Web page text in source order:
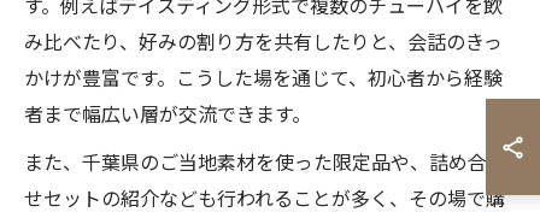
み比べたり、好みの割り方を共有したりと、会話のきっ
かけが豊富です。こうした場を通じて、初心者から経験
者まで幅広い層が交流できます。
また、千葉県のご当地素材を使った限定品や、詰め合わ
せセットの紹介なども行われることが多く、その場で購